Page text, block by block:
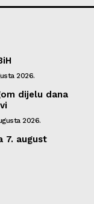
2026.
dijelu dana
2026.
7. august